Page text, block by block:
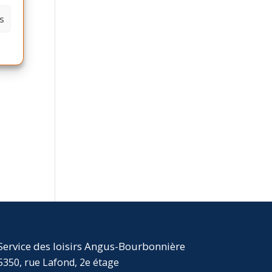
des loisirs Angus-Bourbonnière
rue Lafond, 2e étage